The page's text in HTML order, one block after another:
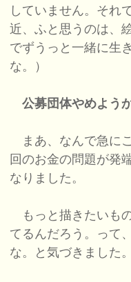
していません。それ
近、ふと思うのは、
でずうっと一緒に生
な。）
公募団体やめよう
まあ、なんで急に
回のお金の問題が発
なりました。
もっと描きたいも
てるんだろう。って
な。と気づきました。